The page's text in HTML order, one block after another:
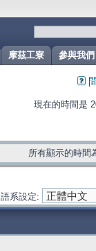
參與我們
摩茲工寮
現在的時間是
所有顯示的時間
語系設定: